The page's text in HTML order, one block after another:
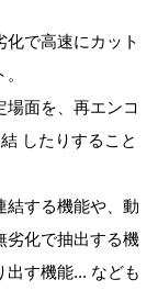
で高速にカット
面を、再エンコ
したりすること
結する機能や、動
劣化で抽出する機
す機能... なども